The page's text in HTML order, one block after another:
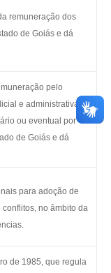
remuneração dos
de Goiás e dá
pelo
e administrativa ou
ou eventual por
de Goiás e dá
para adoção de
no âmbito da
de 1985, que regula